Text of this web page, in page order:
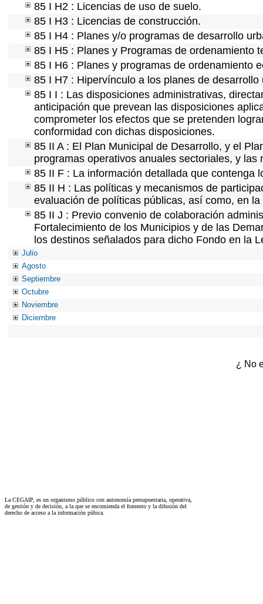
85 I H2 : Licencias de uso de suelo.
85 I H3 : Licencias de construcción.
85 I H4 : Planes y/o programas de desarrollo
85 I H5 : Planes y Programas de ordenamiento
85 I H6 : Planes y programas de ordenamiento
85 I H7 : Hipervínculo a los planes de desarrollo
85 I I : Las disposiciones administrativas,
anticipación que prevean las disposiciones
comprometer los efectos que se pretenden
conformidad con dichas disposiciones.
85 II A : El Plan Municipal de Desarrollo, y el
programas operativos anuales sectoriales, y
85 II F : La información detallada que contenga
85 II H : Las políticas y mecanismos de
evaluación de políticas públicas, así como, en
85 II J : Previo convenio de colaboración
Fortalecimiento de los Municipios y de las
los destinos señalados para dicho Fondo en la
Julio
Agosto
Septiembre
Octubre
Noviembre
Diciembre
¿ No
La CEGAIP, es un organismo público con autonomía presupuestaria, operativa,
de gestión y de decisión, a la que se encomienda el fomento y la difusión del
derecho de acceso a la información púbica.